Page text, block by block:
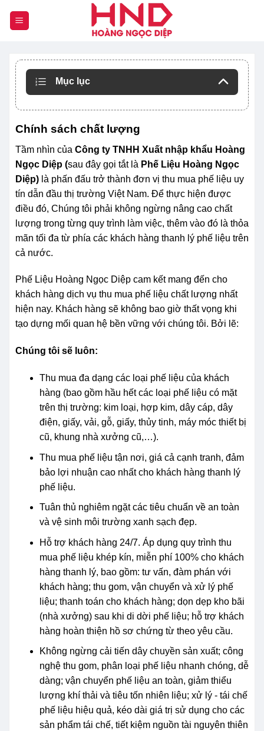
đến
Mục lục
Chính sách chất lượng
Tầm nhìn của Công ty TNHH Xuất nhập khẩu Hoàng
Ngọc Diệp (sau đây gọi tắt là Phế Liệu Hoàng Ngọc
Diệp) là phấn đấu trở thành đơn vị thu mua phế liệu uy
tín dẫn đầu thị trường Việt Nam. Để thực hiện được
điều đó, Chúng tôi phải không ngừng nâng cao chất
lượng trong từng quy trình làm việc, thêm vào đó là thỏa
mãn tối đa từ phía các khách hàng thanh lý phế liệu trên
cả nước.
Phế Liệu Hoàng Ngọc Diệp cam kết mang đến cho
khách hàng dịch vụ thu mua phế liệu chất lượng nhất
hiện nay. Khách hàng sẽ không bao giờ thất vọng khi
tạo dựng mối quan hệ bền vững với chúng tôi. Bởi lẽ:
Chúng tôi sẽ luôn:
Thu mua đa dạng các loại phế liệu của khách
hàng (bao gồm hầu hết các loại phế liệu có mặt
trên thị trường: kim loại, hợp kim, dây cáp, dây
điện, giấy, vải, gỗ, giấy, thủy tinh, máy móc thiết bị
cũ, khung nhà xưởng cũ,…).
Thu mua phế liệu tận nơi, giá cả cạnh tranh, đảm
bảo lợi nhuận cao nhất cho khách hàng thanh lý
phế liệu.
Tuân thủ nghiêm ngặt các tiêu chuẩn về an toàn
và vệ sinh môi trường xanh sạch đẹp.
Hỗ trợ khách hàng 24/7. Áp dụng quy trình thu
mua phế liệu khép kín, miễn phí 100% cho khách
hàng thanh lý, bao gồm: tư vấn, đàm phán với
khách hàng; thu gom, vận chuyển và xử lý phế
liệu; thanh toán cho khách hàng; dọn dẹp kho bãi
(nhà xưởng) sau khi di dời phế liệu; hỗ trợ khách
hàng hoàn thiện hồ sơ chứng từ theo yêu cầu.
Không ngừng cải tiến dây chuyền sản xuất; công
nghệ thu gom, phân loại phế liệu nhanh chóng, dễ
dàng; vận chuyển phế liệu an toàn, giảm thiểu
lượng khí thải và tiêu tốn nhiên liệu; xử lý - tái chế
phế liệu hiệu quả, kéo dài giá trị sử dụng cho các
sản phẩm tái chế, tiết kiệm nguồn tài nguyên thiên